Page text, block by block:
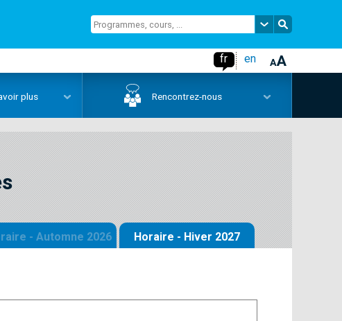
fr en
plus Rencontrez-nous
- Automne 2026 Horaire - Hiver 2027